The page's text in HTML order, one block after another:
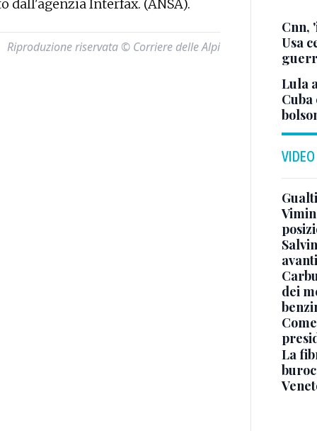
dall'agenzia Interfax. (ANSA).
Riproduzione riservata © Corriere delle Alpi
Cnn,
Usa
Lula
Cuba
VIDEO
dei
La